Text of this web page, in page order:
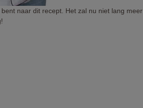
naar dit recept. Het zal nu niet lang meer